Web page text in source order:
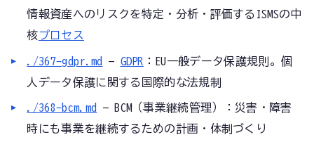
情報資産へのリスクを特定・分析・評価するISMSの中
核プロセス
./367-gdpr.md — GDPR ：EU一般データ保護規則。個
人データ保護に関する国際的な法規制
./368-bcm.md
— BCM（事業継続管理）：災害・障害
時にも事業を継続するための計画・体制づくり